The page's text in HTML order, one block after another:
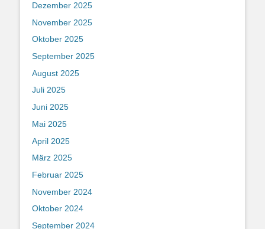
Dezember 2025
November 2025
Oktober 2025
September 2025
August 2025
Juli 2025
Juni 2025
Mai 2025
April 2025
März 2025
Februar 2025
November 2024
Oktober 2024
September 2024